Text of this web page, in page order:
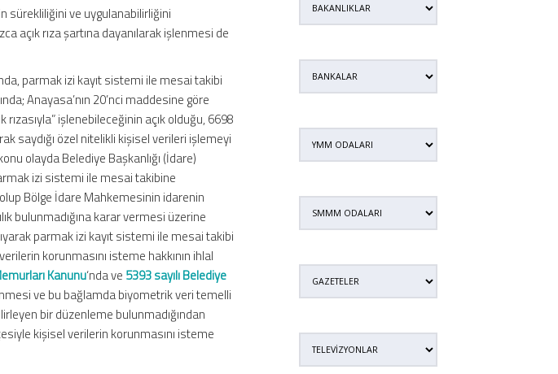
sürekliliğini ve uygulanabilirliğini
açık rıza şartına dayanılarak işlenmesi de
parmak izi kayıt sistemi ile mesai takibi
Anayasa’nın 20’nci maddesine göre
işlenebileceğinin açık olduğu, 6698
saydığı özel nitelikli kişisel verileri işlemeyi
olayda Belediye Başkanlığı (İdare)
izi sistemi ile mesai takibine
Bölge İdare Mahkemesinin idarenin
bulunmadığına karar vermesi üzerine
parmak izi kayıt sistemi ile mesai takibi
korunmasını isteme hakkının ihlal
Kanunu‘nda ve 5393 sayılı Belediye
ve bu bağlamda biyometrik veri temelli
bir düzenleme bulunmadığından
kişisel verilerin korunmasını isteme